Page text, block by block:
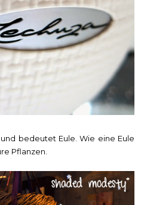
bedeutet Eule. Wie eine Eule
Pflanzen.